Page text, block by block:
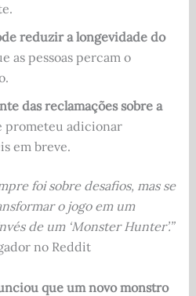
reduzir a longevidade do
as pessoas percam o
das reclamações sobre a
prometeu adicionar
em breve.
foi sobre desafios, mas se
o jogo em um
de um ‘Monster Hunter’.”
no Reddit
que um novo monstro